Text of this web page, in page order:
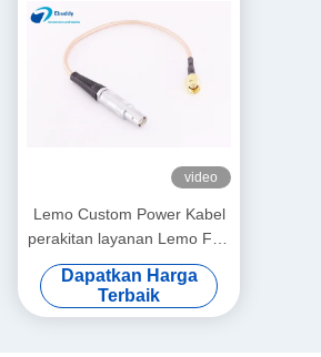
video
Lemo Custom Power Kabel
perakitan layanan Lemo FFA
S Coxial male to SMA RF
cable
Dapatkan Harga
Terbaik